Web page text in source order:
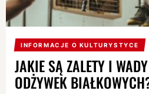
INFORMACJE O KULTURYSTYCE
JAKIE SĄ ZALETY I
ODŻYWEK